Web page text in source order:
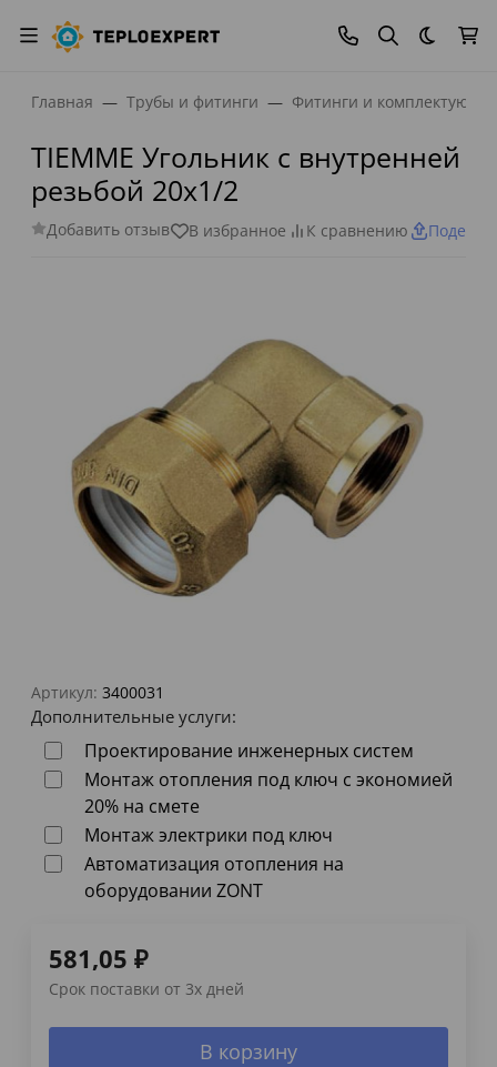
Темная
Главная Трубы и фитинги Фитинги и
TIEMME Угольник с внутренней
резьбой 20х1/2
Добавить отзыв В избранное К сравнению
Артикул: 3400031
Дополнительные услуги:
Проектирование инженерных систем
Монтаж отопления под ключ с экономией
20% на смете
Монтаж электрики под ключ
Автоматизация отопления на
оборудовании ZONT
581,05 ₽
Срок поставки от 3х дней
В корзину